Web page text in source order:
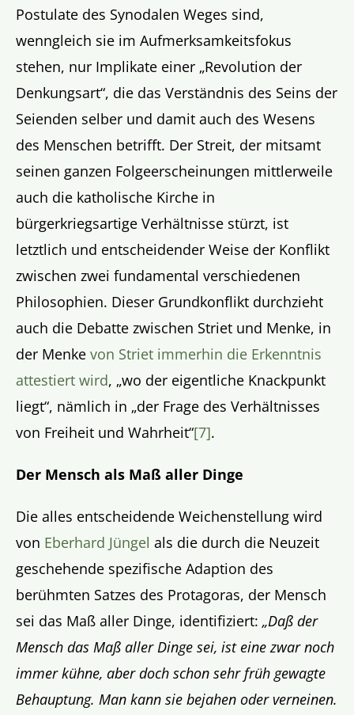
Postulate des Synodalen Weges sind,
wenngleich sie im Aufmerksamkeitsfokus
stehen, nur Implikate einer „Revolution der
Denkungsart“, die das Verständnis des Seins der
Seienden selber und damit auch des Wesens
des Menschen betrifft. Der Streit, der mitsamt
seinen ganzen Folgeerscheinungen mittlerweile
auch die katholische Kirche in
bürgerkriegsartige Verhältnisse stürzt, ist
letztlich und entscheidender Weise der Konflikt
zwischen zwei fundamental verschiedenen
Philosophien. Dieser Grundkonflikt durchzieht
auch die Debatte zwischen Striet und Menke, in
der Menke von Striet immerhin die Erkenntnis
attestiert wird, „wo der eigentliche Knackpunkt
liegt“, nämlich in „der Frage des Verhältnisses
von Freiheit und Wahrheit“[7].
Der Mensch als Maß aller Dinge
Die alles entscheidende Weichenstellung wird
von Eberhard Jüngel als die durch die Neuzeit
geschehende spezifische Adaption des
berühmten Satzes des Protagoras, der Mensch
sei das Maß aller Dinge, identifiziert: „Daß der
Mensch das Maß aller Dinge sei, ist eine zwar noch
immer kühne, aber doch schon sehr früh gewagte
Behauptung. Man kann sie bejahen oder verneinen.